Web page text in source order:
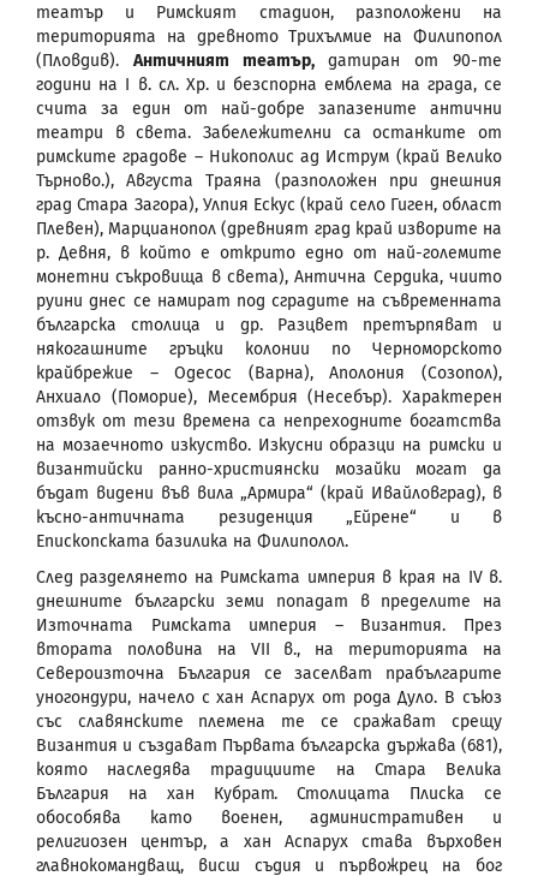
театър и Римският стадион, разположени на
територията на древното Трихълмиe на Филипопол
(Пловдив). Античният театър,датиран от 90-те
години на I в. сл. Хр. и безспорна емблема на града, се
счита за един от най-добре запазените антични
театри в света. Забележителни са останките от
римските градове – Никополис ад Иструм (край Велико
Търново.), Августа Траяна (разположен при днешния
град Стара Загора), Улпия Ескус (край село Гиген, област
Плевен), Марцианопол (древният град край изворите на
р. Девня, в който е открито едно от най-големите
монетни съкровища в света), Антична Сердика, чиито
руини днес се намират под сградите на съвременната
българска столица и др. Разцвет претърпяват и
някогашните гръцки колонии по Черноморското
крайбрежие – Одесос (Варна), Аполония (Созопол),
Анхиало (Поморие), Месембрия (Несебър). Характерен
отзвук от тези времена са непреходните богатства
на мозаечното изкуство. Изкусни образци на римски и
византийски ранно-християнски мозайки могат да
бъдат видени във вила „Армира“ (край Ивайловград), в
късно-античната резиденция „Ейрене“ и в
Епископската базилика на Филиполол.
След разделянето на Римската империя в края на IV в.
днешните български земи попадат в пределите на
Източната Римската империя – Византия. През
втората половина на VII в., на територията на
Североизточна България се заселват прабългарите
уногондури, начело с хан Аспарух от рода Дуло. В съюз
със славянските племена те се сражават срещу
Византия и създават Първата българска държава (681),
която наследява традициите на Стара Велика
България на хан Кубрат. Столицата Плиска се
обособява като военен, административен и
религиозен център, а хан Аспарух става върховен
главнокомандващ, висш съдия и първожрец на бог